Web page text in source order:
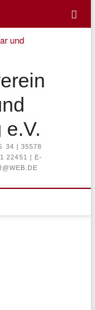
e.V.
34 | 35578
22451 | E-